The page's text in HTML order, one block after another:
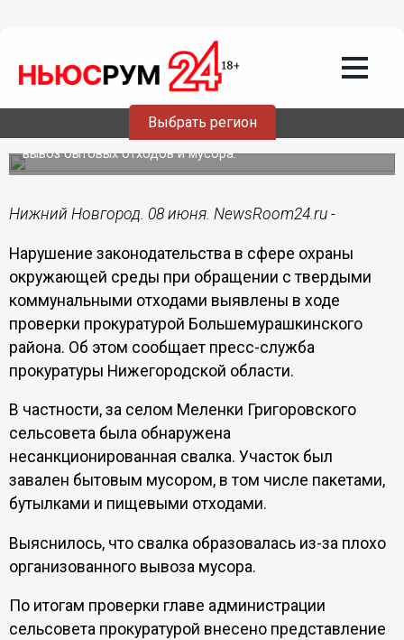
Выбрать регион
08.06.202009:22
Свалка мусора образовалась в селе
Большемурашкинского района
Администрация сельсовета не организовала сбор и
вывоз бытовых отходов и мусора.
Нижний Новгород. 08 июня. NewsRoom24.ru -
Нарушение законодательства в сфере охраны
окружающей среды при обращении с твердыми
коммунальными отходами выявлены в ходе
проверки прокуратурой Большемурашкинского
района. Об этом сообщает пресс-служба
прокуратуры Нижегородской области.
В частности, за селом Меленки Григоровского
сельсовета была обнаружена
несанкционированная свалка. Участок был
завален бытовым мусором, в том числе пакетами,
бутылками и пищевыми отходами.
Выяснилось, что свалка образовалась из-за плохо
организованного вывоза мусора.
По итогам проверки главе администрации
сельсовета прокуратурой внесено представление